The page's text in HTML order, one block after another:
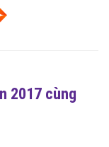
2017 cùng